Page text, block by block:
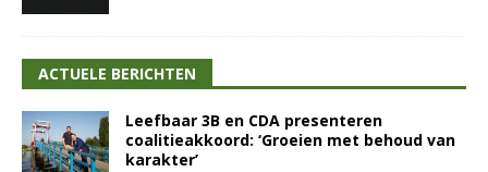
ACTUELE BERICHTEN
Leefbaar 3B en CDA presenteren
coalitieakkoord: ‘Groeien met behoud van
karakter’